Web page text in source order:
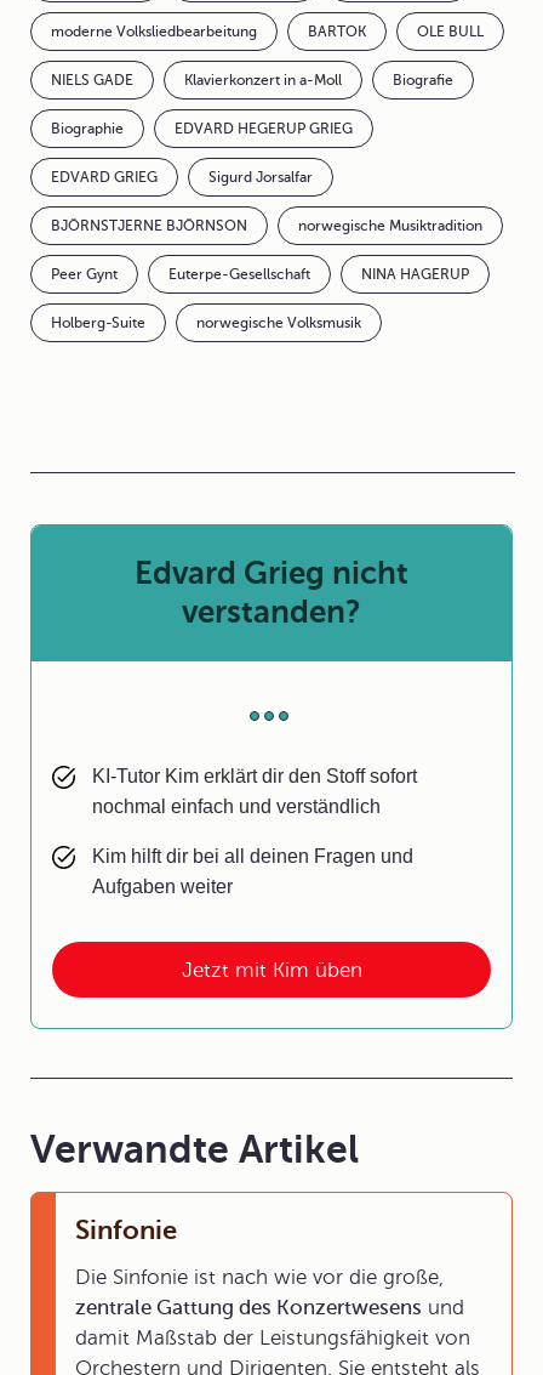
moderne Volksliedbearbeitung BARTOK OLE BULL
NIELS GADE Klavierkonzert in a-Moll Biografie
Biographie EDVARD HEGERUP GRIEG
EDVARD GRIEG Sigurd Jorsalfar
BJÖRNSTJERNE BJÖRNSON norwegische Musiktradition
Peer Gynt Euterpe-Gesellschaft NINA HAGERUP
Holberg-Suite norwegische Volksmusik
Jetzt mit Kim üben
Edvard Grieg nicht
verstanden?
KI-Tutor Kim erklärt dir den Stoff sofort
nochmal einfach und verständlich
Kim hilft dir bei all deinen Fragen und
Aufgaben weiter
Verwandte Artikel
Sinfonie
Die Sinfonie ist nach wie vor die große,
zentrale Gattung des Konzertwesens und
damit Maßstab der Leistungsfähigkeit von
Orchestern und Dirigenten. Sie entsteht als